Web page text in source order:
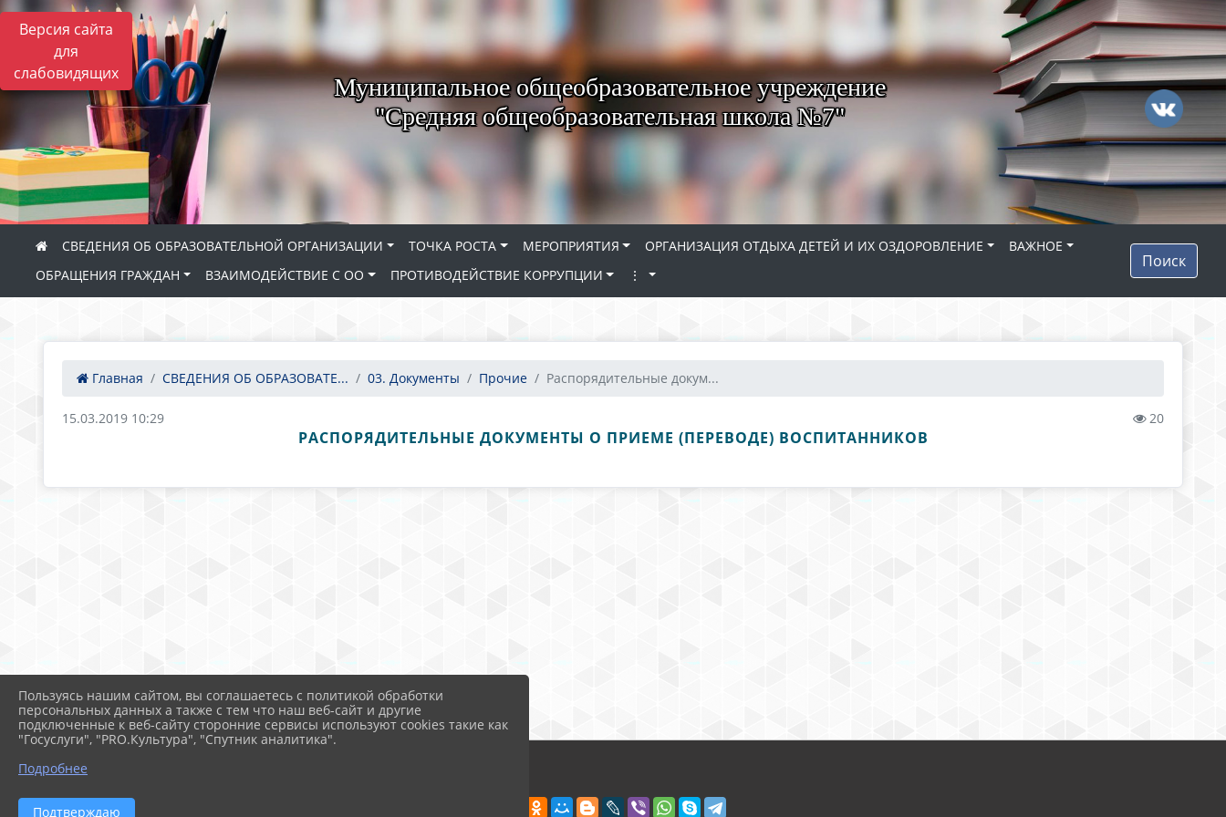
Версия сайта
для
слабовидящих
Муниципальное общеобразовательное учреждение
"Средняя общеобразовательная школа №7"
СВЕДЕНИЯ ОБ ОБРАЗОВАТЕЛЬНОЙ ОРГАНИЗАЦИИ ТОЧКА РОСТА МЕРОПРИЯТИЯ ОРГАНИЗАЦИЯ ОТДЫХА ДЕТЕЙ И ИХ ОЗДОРОВЛЕНИЕ
ВАЖНОЕ
ОБРАЩЕНИЯ ГРАЖДАН
ВЗАИМОДЕЙСТВИЕ С ОО ПРОТИВОДЕЙСТВИЕ КОРРУПЦИИ ⋮
Поиск
Главная СВЕДЕНИЯ ОБ ОБРАЗОВАТЕ... 03. Документы Прочие Распорядительные докум...
15.03.2019 10:29 20
РАСПОРЯДИТЕЛЬНЫЕ ДОКУМЕНТЫ О ПРИЕМЕ (ПЕРЕВОДЕ) ВОСПИТАННИКОВ
Пользуясь нашим сайтом, вы соглашаетесь с политикой обработки
персональных данных а также с тем что наш веб-сайт и другие
подключенные к веб-сайту сторонние сервисы используют cookies такие как
"Госуслуги", "PRO.Культура", "Спутник аналитика".
Подробнее
Подтверждаю